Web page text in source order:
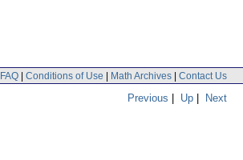
FAQ | Conditions of Use | Math Archives | Contact Us
Previous | Up | Next